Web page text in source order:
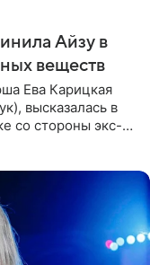
Айзу в
веществ
Ева Карицкая
высказалась в
со стороны экс-